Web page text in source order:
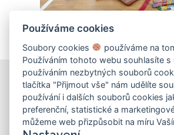
KONTAKT
Používáme cookies
Soubory cookies
používáme na
Používáním tohoto webu souhlasíte s
používáním nezbytných souborů
tlačítka "Přijmout vše" nám udělíte
používání i dalších souborů cookies
preferenční, statistické a
můžeme web přizpůsobit na míru